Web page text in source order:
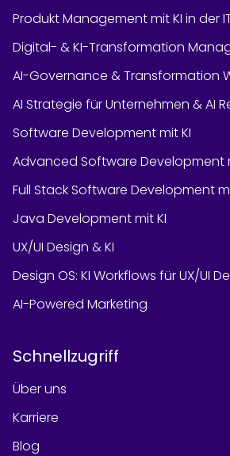
Produkt Management mit KI in der
Digital- & KI-Transformation
AI-Governance & Transformation
AI Strategie für Unternehmen & AI
Software Development mit KI
Advanced Software Development
Full Stack Software Development
Java Development mit KI
UX/UI Design & KI
Design OS: KI Workflows für UX/UI
AI-Powered Marketing
Schnellzugriff
Über uns
Karriere
Blog